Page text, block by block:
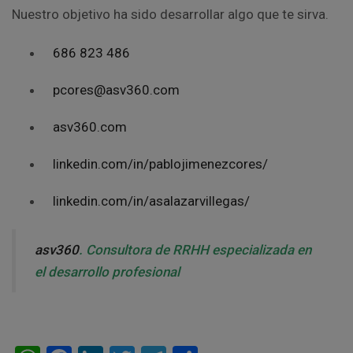
Nuestro objetivo ha sido desarrollar algo que te sirva.
686 823 486
pcores@asv360.com
asv360.com
linkedin.com/in/pablojimenezcores/
linkedin.com/in/asalazarvillegas/
asv360. Consultora de RRHH especializada en
el desarrollo profesional